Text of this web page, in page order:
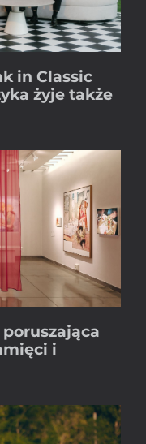
in Classic
żyje także
i